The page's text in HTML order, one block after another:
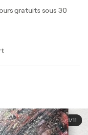
gratuits sous 30
1/11